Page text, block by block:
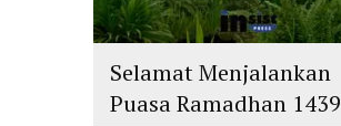
Selamat Menjalankan
Puasa Ramadhan 1439